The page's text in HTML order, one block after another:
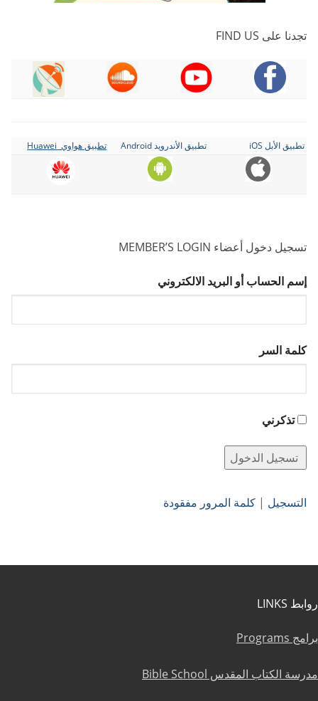
تجدنا على FIND US
تطبيق الأبل iOS تطبيق الأندرويد Android تطبيق هواوي Huawei
تسجيل دخول أعضاء MEMBER’S LOGIN
إسم الحساب أو البريد الالكتروني
كلمة السر
تذكرني
التسجيل | كلمة المرور مفقودة
روابط LINKS
برامج Programs
مدرسة الكتاب المقدس Bible School